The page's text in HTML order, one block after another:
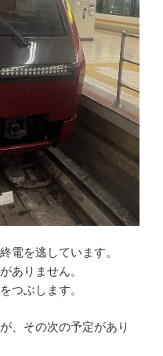
電を逃しています。
ありません。
つぶします。
、その次の予定があり